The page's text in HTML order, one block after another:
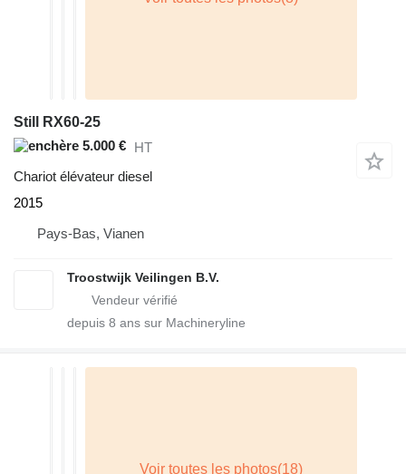
Still RX60-25
5.000 € HT
Chariot élévateur diesel
2015
Pays-Bas, Vianen
Troostwijk Veilingen B.V.
depuis 8 ans sur Machineryline